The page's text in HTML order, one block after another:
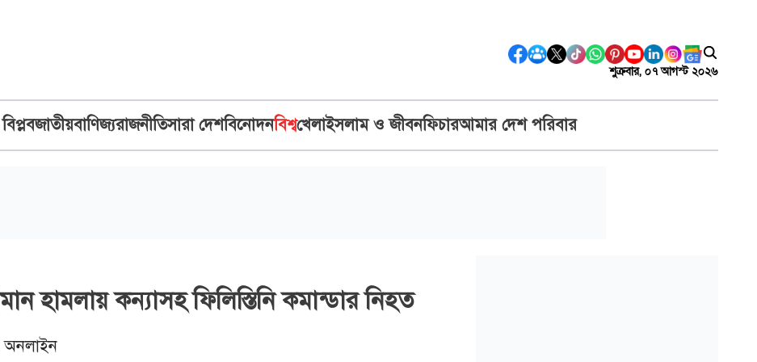
শুক্রবার, ০৭ আগস্ট ২০২৬
জাতীয়বাণিজ্যরাজনীতিসারা দেশবিনোদনবিশ্বখেলাইসলাম ও জীবনফিচারআমার দেশ পরিবার
হামলায় কন্যাসহ ফিলিস্তিনি কমান্ডার নিহত